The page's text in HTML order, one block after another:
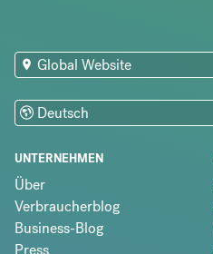
UNTERNEHMEN
Über
Verbraucherblog
Business-Blog
Press